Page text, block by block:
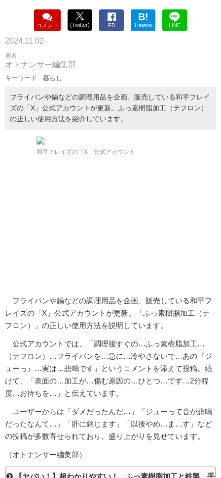
コメント (Twitter) FB
B!
Hatena LINE
2024.11.02
著者 :
オトナンサー編集部
キーワード : 暮らし
フライパンや鍋などの調理用品を企画、販売している和平フレイ
ズの「X」公式アカウントが更新。ふっ素樹脂加工（テフロン）
の正しい使用方法を紹介しています。
和平フレイズの「X」公式アカウント
フライパンや鍋などの調理用品を企画、販売している和平フ
レイズの「X」公式アカウントが更新。「ふっ素樹脂加工（テ
フロン）」の正しい使用方法を説明しています。
公式アカウントでは、「調理後すぐの…ふっ素樹脂加工…
（テフロン）…フライパンを…急に…冷やさないで…あの『ジ
ューっ』…実は…悲鳴です」というコメントを添えて投稿。続
けて、「表面の…加工が…傷む原因の…ひとつ…です…2分程
度…お待ちを…」と伝えています。
ユーザーからは「ダメだったんだ…」「ジューって音が悲鳴
だったなんて…」「肝に銘じます」「以後やめ…ま…す」など
の投稿が多数寄せられており、盛り上がりを見せています。
（オトナンサー編集部）
【ヤバい！】超わかりやすい！ ふっ素樹脂加工と鉄製 手